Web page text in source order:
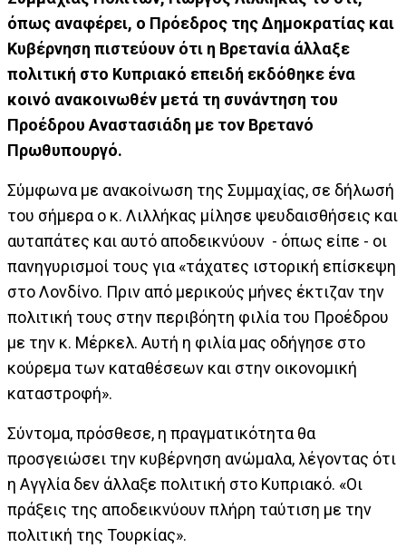
όπως αναφέρει, ο Πρόεδρος της Δημοκρατίας και
Κυβέρνηση πιστεύουν ότι η Βρετανία άλλαξε
πολιτική στο Κυπριακό επειδή εκδόθηκε ένα
κοινό ανακοινωθέν μετά τη συνάντηση του
Προέδρου Αναστασιάδη με τον Βρετανό
Πρωθυπουργό.
Σύμφωνα με ανακοίνωση της Συμμαχίας, σε δήλωσή
του σήμερα ο κ. Λιλλήκας μίλησε ψευδαισθήσεις και
αυταπάτες και αυτό αποδεικνύουν - όπως είπε - οι
πανηγυρισμοί τους για «τάχατες ιστορική επίσκεψη
στο Λονδίνο. Πριν από μερικούς μήνες έκτιζαν την
πολιτική τους στην περιβόητη φιλία του Προέδρου
με την κ. Μέρκελ. Αυτή η φιλία μας οδήγησε στο
κούρεμα των καταθέσεων και στην οικονομική
καταστροφή».
Σύντομα, πρόσθεσε, η πραγματικότητα θα
προσγειώσει την κυβέρνηση ανώμαλα, λέγοντας ότι
η Αγγλία δεν άλλαξε πολιτική στο Κυπριακό. «Οι
πράξεις της αποδεικνύουν πλήρη ταύτιση με την
πολιτική της Τουρκίας».